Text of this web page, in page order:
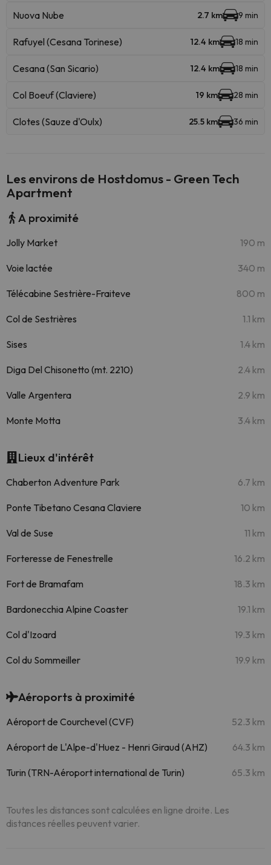
Nuova Nube 2.7 km 9 min
Rafuyel (Cesana Torinese) 12.4 km 18 min
Cesana (San Sicario) 12.4 km 18 min
Col Boeuf (Claviere) 19 km 28 min
Clotes (Sauze d'Oulx) 25.5 km 36 min
Les environs de Hostdomus - Green Tech
Apartment
A proximité
Jolly Market 190 m
Voie lactée 340 m
Télécabine Sestrière-Fraiteve 800 m
Col de Sestrières 1.1 km
Sises 1.4 km
Diga Del Chisonetto (mt. 2210) 2.4 km
Valle Argentera 2.9 km
Monte Motta 3.4 km
Lieux d'intérêt
Chaberton Adventure Park 6.7 km
Ponte Tibetano Cesana Claviere 10 km
Val de Suse 11 km
Forteresse de Fenestrelle 16.2 km
Fort de Bramafam 18.3 km
Bardonecchia Alpine Coaster 19.1 km
Col d'Izoard 19.3 km
Col du Sommeiller 19.9 km
Aéroports à proximité
Aéroport de Courchevel (CVF) 52.3 km
Aéroport de L'Alpe-d'Huez - Henri Giraud (AHZ) 64.3 km
Turin (TRN-Aéroport international de Turin) 65.3 km
Toutes les distances sont calculées en ligne droite. Les
distances réelles peuvent varier.